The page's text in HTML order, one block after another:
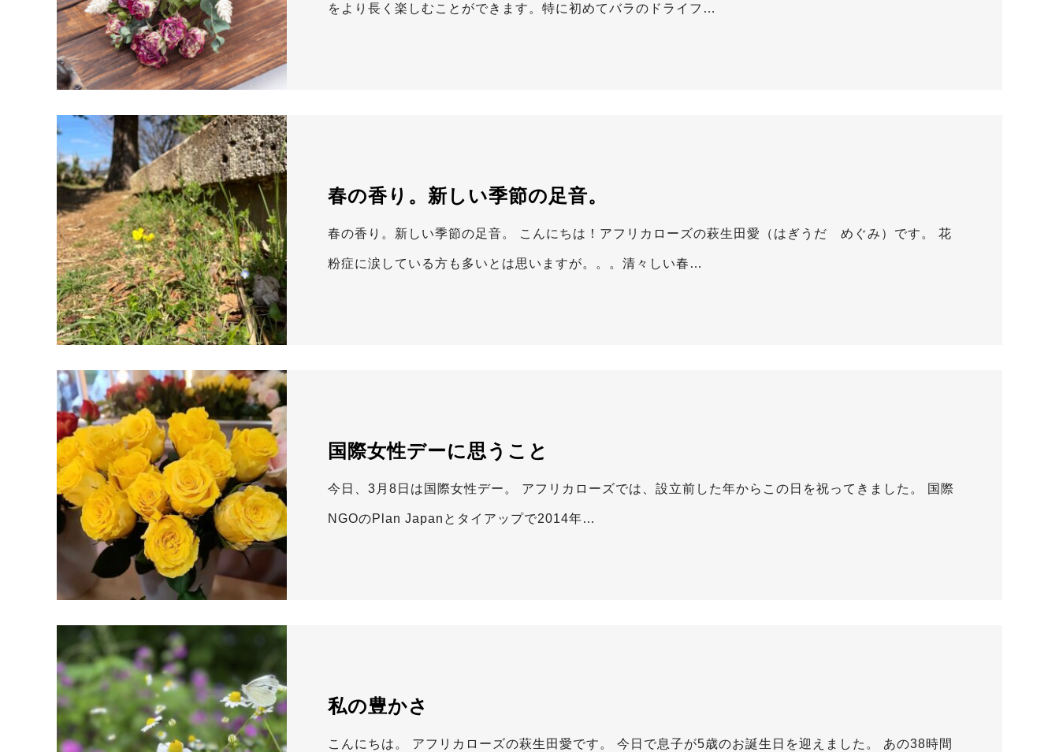
をより長く楽しむことができます。特に初めてバラのドライフ…
春の香り。新しい季節の足音。
春の香り。新しい季節の足音。 こんにちは！アフリカローズの萩生田愛（はぎうだ めぐみ）です。 花
粉症に涙している方も多いとは思いますが。。。清々しい春…
国際女性デーに思うこと
今日、3月8日は国際女性デー。 アフリカローズでは、設立前した年からこの日を祝ってきました。 国際
NGOのPlan Japanとタイアップで2014年…
私の豊かさ
こんにちは。 アフリカローズの萩生田愛です。 今日で息子が5歳のお誕生日を迎えました。 あの38時間